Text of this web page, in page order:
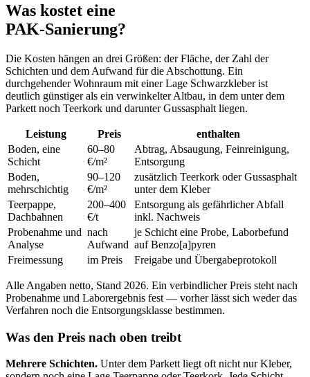
Was kostet eine
PAK-Sanierung?
Die Kosten hängen an drei Größen: der Fläche, der Zahl der
Schichten und dem Aufwand für die Abschottung. Ein
durchgehender Wohnraum mit einer Lage Schwarzkleber ist
deutlich günstiger als ein verwinkelter Altbau, in dem unter dem
Parkett noch Teerkork und darunter Gussasphalt liegen.
Leistung Preis
enthalten
Boden, eine
Schicht
60–80
€/m²
Abtrag, Absaugung, Feinreinigung,
Entsorgung
Boden,
mehrschichtig
90–120
€/m²
zusätzlich Teerkork oder Gussasphalt
unter dem Kleber
Teerpappe,
Dachbahnen
200–400
€/t
Entsorgung als gefährlicher Abfall
inkl. Nachweis
Probenahme und
Analyse
nach
Aufwand
je Schicht eine Probe, Laborbefund
auf Benzo[a]pyren
Freimessung
im Preis Freigabe und Übergabeprotokoll
Alle Angaben netto, Stand 2026. Ein verbindlicher Preis steht nach
Probenahme und Laborergebnis fest — vorher lässt sich weder das
Verfahren noch die Entsorgungsklasse bestimmen.
Was den Preis nach oben treibt
Mehrere Schichten. Unter dem Parkett liegt oft nicht nur Kleber,